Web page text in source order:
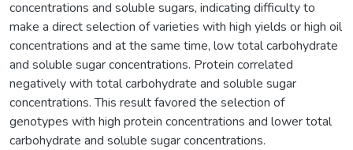
concentrations and soluble sugars, indicating difficulty to
make a direct selection of varieties with high yields or high oil
concentrations and at the same time, low total carbohydrate
and soluble sugar concentrations. Protein correlated
negatively with total carbohydrate and soluble sugar
concentrations. This result favored the selection of
genotypes with high protein concentrations and lower total
carbohydrate and soluble sugar concentrations.